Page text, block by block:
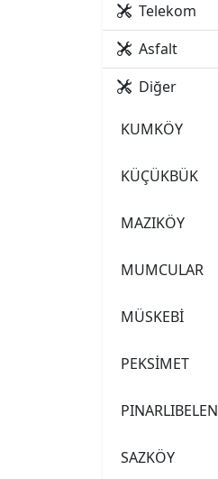
Telekom
Asfalt
Diğer
KUMKÖY
KÜÇÜKBÜK
MAZIKÖY
MUMCULAR
MÜSKEBİ
PEKSİMET
PINARLIBELEN
SAZKÖY